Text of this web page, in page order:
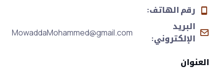
رقم الهاتف:
البريد
الإلكتروني:
MowaddaMohammed@gmail.com
العنوان